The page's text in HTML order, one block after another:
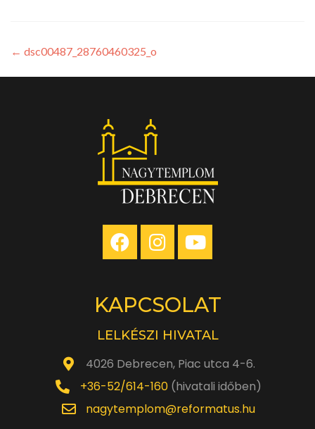
← dsc00487_28760460325_o
KAPCSOLAT
LELKÉSZI HIVATAL
4026 Debrecen, Piac utca 4-6.
+36-52/614-160(hivatali időben)
nagytemplom@reformatus.hu